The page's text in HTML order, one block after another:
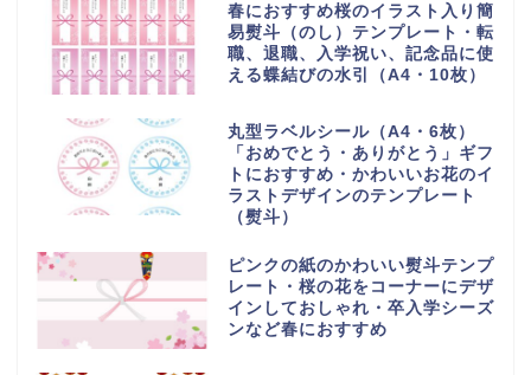
春におすすめ桜のイラスト入り簡
易熨斗（のし）テンプレート・転
職、退職、入学祝い、記念品に使
える蝶結びの水引（A4・10枚）
丸型ラベルシール（A4・6枚）
「おめでとう・ありがとう」ギフ
トにおすすめ・かわいいお花のイ
ラストデザインのテンプレート
（熨斗）
ピンクの紙のかわいい熨斗テンプ
レート・桜の花をコーナーにデザ
インしておしゃれ・卒入学シーズ
ンなど春におすすめ